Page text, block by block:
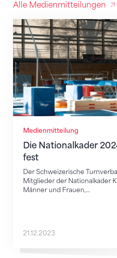
Alle Medienmitteilungen
Medienmitteilung
Die Nationalkader
fest
Der Schweizerische
Mitglieder der Nationalkader
Männer und Frauen,…
Die Nationalkader 2024
21.12.2023